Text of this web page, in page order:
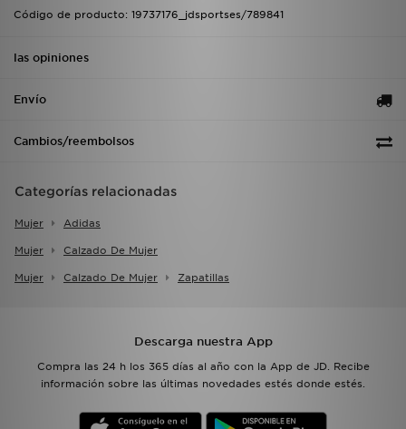
Código de producto: 19737176_jdsportses/789841
las opiniones
Envío
Cambios/reembolsos
Categorías relacionadas
Mujer Adidas
Mujer Calzado De Mujer
Mujer Calzado De Mujer Zapatillas
Descarga nuestra App
Compra las 24 h los 365 días al año con la App de JD. Recibe
información sobre las últimas novedades estés donde estés.